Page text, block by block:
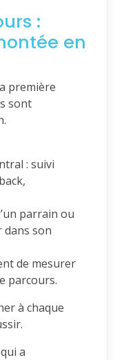
:
en
première
sont
: suivi
parrain ou
dans son
de mesurer
parcours.
à chaque
a